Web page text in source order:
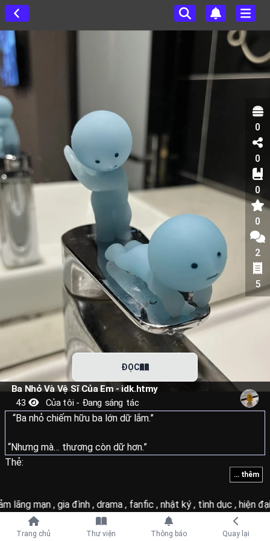
Tiếp tục với
0
0
0
0
2
5
ĐỌC
Ba Nhỏ Và Vệ Sĩ Của Em - idk.htmy
43 Của tôi - Đang sáng tác
... thêm
“Ba nhỏ chiếm hữu ba lớn dữ lắm.”
“Nhưng mà… thương còn dữ hơn.”
Thẻ:
lãng mạn, gia đình, drama,fanfic, nhật ký,tình dục, hiện đại
Trang chủ Thư viện Thông báo Quay lại